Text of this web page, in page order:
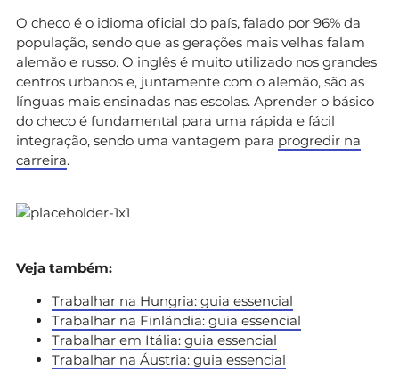
O checo é o idioma oficial do país, falado por 96% da
população, sendo que as gerações mais velhas falam
alemão e russo. O inglês é muito utilizado nos grandes
centros urbanos e, juntamente com o alemão, são as
línguas mais ensinadas nas escolas. Aprender o básico
do checo é fundamental para uma rápida e fácil
integração, sendo uma vantagem para progredir na
carreira.
Veja também:
Trabalhar na Hungria: guia essencial
Trabalhar na Finlândia: guia essencial
Trabalhar em Itália: guia essencial
Trabalhar na Áustria: guia essencial